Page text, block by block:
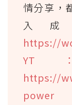
情分享，
入
https://
YT
https://
power